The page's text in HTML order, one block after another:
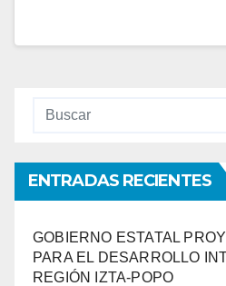
ENTRADAS RECIENTES
GOBIERNO ESTATAL
PARA EL DESARROLLO
REGIÓN IZTA-POPO